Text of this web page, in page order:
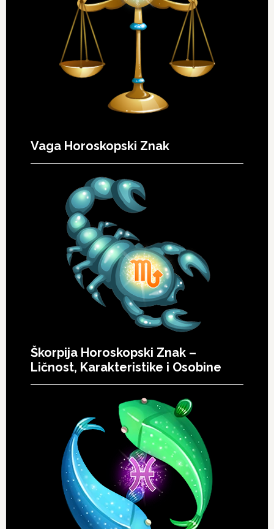
Vaga Horoskopski Znak
Škorpija Horoskopski Znak –
Ličnost, Karakteristike i Osobine